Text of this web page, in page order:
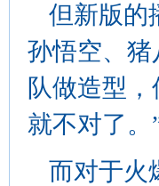
但新版的
孙悟空、
队做造型
就不对了
而对于火